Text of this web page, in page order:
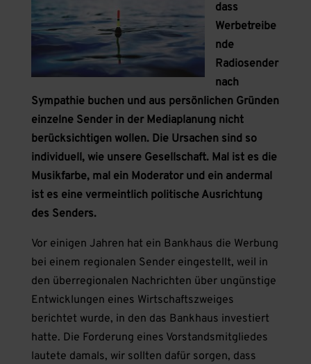
dass
Werbetreibe
nde
Radiosender
nach
Sympathie buchen und aus persönlichen Gründen
einzelne Sender in der Mediaplanung nicht
berücksichtigen wollen. Die Ursachen sind so
individuell, wie unsere Gesellschaft. Mal ist es die
Musikfarbe, mal ein Moderator und ein andermal
ist es eine vermeintlich politische Ausrichtung
des Senders.
Vor einigen Jahren hat ein Bankhaus die Werbung
bei einem regionalen Sender eingestellt, weil in
den überregionalen Nachrichten über ungünstige
Entwicklungen eines Wirtschaftszweiges
berichtet wurde, in den das Bankhaus investiert
hatte. Die Forderung eines Vorstandsmitgliedes
lautete damals, wir sollten dafür sorgen, dass